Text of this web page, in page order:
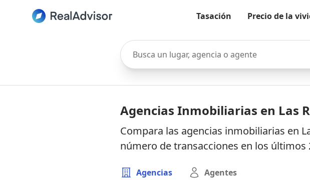
Tasación Precio de la
Busca un lugar, agencia o agente
Agencias Inmobiliarias en Las
Compara las agencias inmobiliarias en
número de transacciones en los últimos
Agencias Agentes